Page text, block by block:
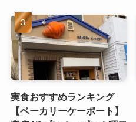
実食おすすめランキング
【ベーカリーケーポート】